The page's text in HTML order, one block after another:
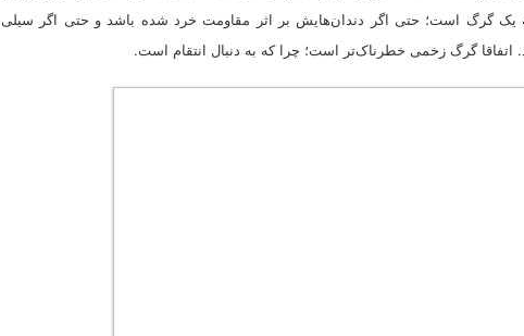
یک گرگ است؛ حتی اگر دندان‌هایش بر اثر مقاومت خرد شده باشد و حتی اگر سیلی
گرگ زخمی خطرناک‌تر است؛ چرا که به دنبال انتقام است.